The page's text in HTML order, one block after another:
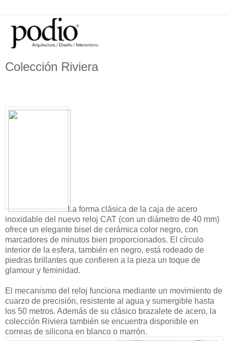
Colección Riviera
La forma clásica de la caja de acero
inoxidable del nuevo reloj CAT (con un diámetro de 40 mm)
ofrece un elegante bisel de cerámica color negro, con
marcadores de minutos bien proporcionados. El círculo
interior de la esfera, también en negro, está rodeado de
piedras brillantes que confieren a la pieza un toque de
glamour y feminidad.
El mecanismo del reloj funciona mediante un movimiento de
cuarzo de precisión, resistente al agua y sumergible hasta
los 50 metros. Además de su clásico brazalete de acero, la
colección Riviera también se encuentra disponible en
correas de silicona en blanco o marrón.